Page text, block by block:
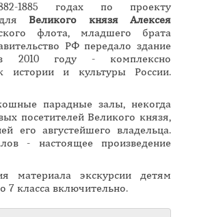
1885 годах по проекту
Великого князя Алексея
флота, младшего брата
РФ передало здание
в 2010 году - комплексно
истории и культуры России.
парадные залы, некогда
посетителей Великого князя,
его августейшего владельца.
- настоящее произведение
материала экскурсии детям
7 класса включительно.